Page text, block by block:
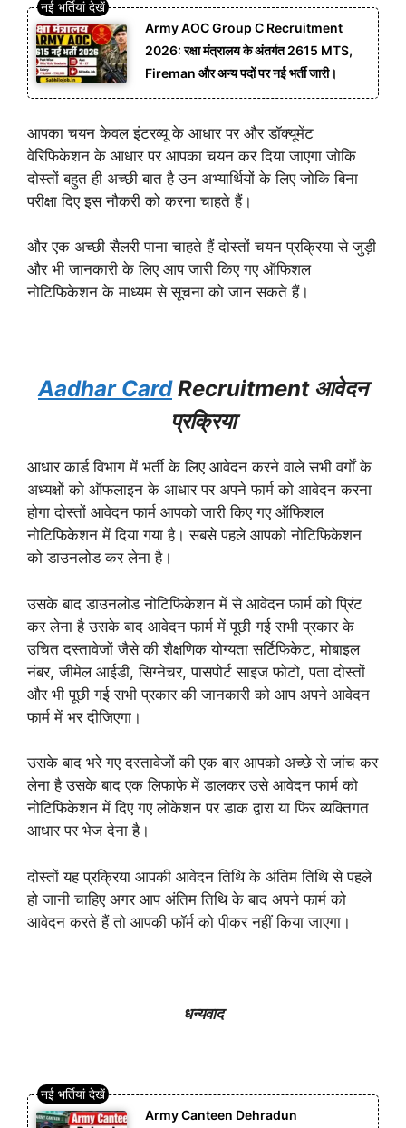
Army AOC Group C Recruitment
2026: रक्षा मंत्रालय के अंतर्गत 2615 MTS,
Fireman और अन्य पदों पर नई भर्ती जारी।
आपका चयन केवल इंटरव्यू के आधार पर और डॉक्यूमेंट
वेरिफिकेशन के आधार पर आपका चयन कर दिया जाएगा जोकि
दोस्तों बहुत ही अच्छी बात है उन अभ्यार्थियों के लिए जोकि बिना
परीक्षा दिए इस नौकरी को करना चाहते हैं।
और एक अच्छी सैलरी पाना चाहते हैं दोस्तों चयन प्रक्रिया से जुड़ी
और भी जानकारी के लिए आप जारी किए गए ऑफिशल
नोटिफिकेशन के माध्यम से सूचना को जान सकते हैं।
Aadhar CardRecruitment आवेदन
प्रक्रिया
आधार कार्ड विभाग में भर्ती के लिए आवेदन करने वाले सभी वर्गों के
अध्यक्षों को ऑफलाइन के आधार पर अपने फार्म को आवेदन करना
होगा दोस्तों आवेदन फार्म आपको जारी किए गए ऑफिशल
नोटिफिकेशन में दिया गया है।सबसे पहले आपको नोटिफिकेशन
को डाउनलोड कर लेना है।
उसके बाद डाउनलोड नोटिफिकेशन में से आवेदन फार्म को प्रिंट
कर लेना है उसके बाद आवेदन फार्म में पूछी गई सभी प्रकार के
उचित दस्तावेजों जैसे की शैक्षणिक योग्यता सर्टिफिकेट, मोबाइल
नंबर, जीमेल आईडी, सिग्नेचर, पासपोर्ट साइज फोटो, पता दोस्तों
और भी पूछी गई सभी प्रकार की जानकारी को आप अपने आवेदन
फार्म में भर दीजिएगा।
उसके बाद भरे गए दस्तावेजों की एक बार आपको अच्छे से जांच कर
लेना है उसके बाद एक लिफाफे में डालकर उसे आवेदन फार्म को
नोटिफिकेशन में दिए गए लोकेशन पर डाक द्वारा या फिर व्यक्तिगत
आधार पर भेज देना है।
दोस्तों यह प्रक्रिया आपकी आवेदन तिथि के अंतिम तिथि से पहले
हो जानी चाहिए अगर आप अंतिम तिथि के बाद अपने फार्म को
आवेदन करते हैं तो आपकी फॉर्म को पीकर नहीं किया जाएगा।
धन्यवाद
Army Canteen Dehradun